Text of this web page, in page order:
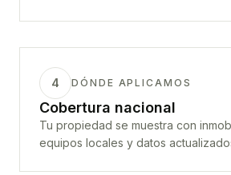
4 DÓNDE APLICAMOS
Cobertura nacional
Tu propiedad se muestra con
equipos locales y datos